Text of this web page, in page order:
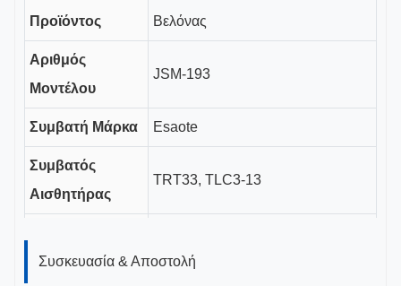
Προϊόντος
Βελόνας
Αριθμός
Μοντέλου
JSM-193
Συμβατή Μάρκα Esaote
Συμβατός
Αισθητήρας
TRT33, TLC3-13
Οδηγού
Συσκευασία & Αποστολή